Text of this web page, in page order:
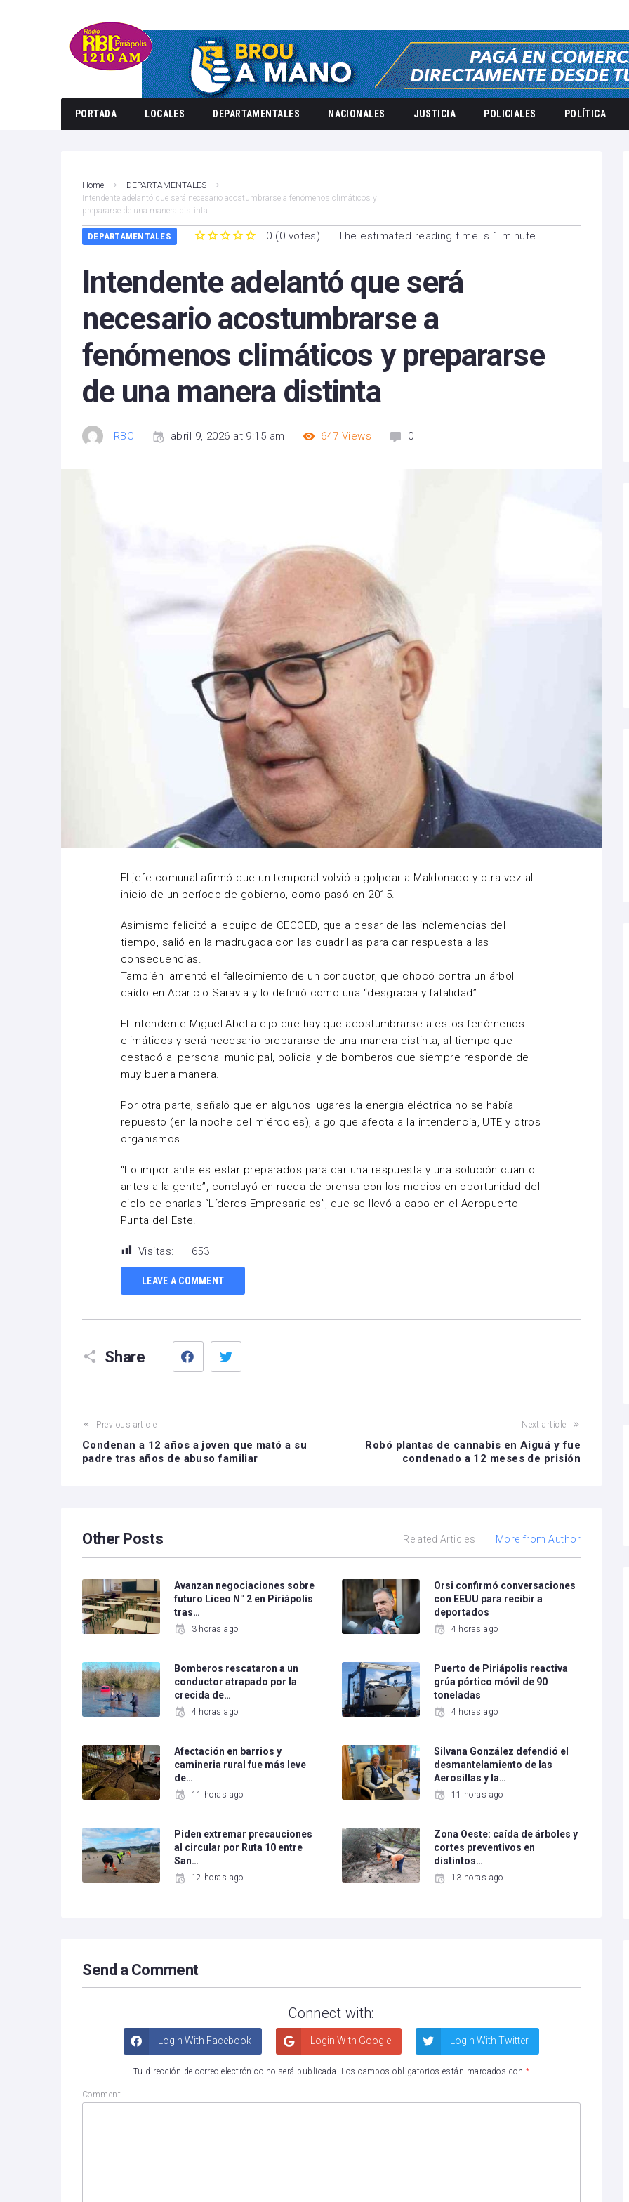
PORTADA LOCALES DEPARTAMENTALES NACIONALES JUSTICIA POLICIALES POLÍTICA
Home
DEPARTAMENTALES
Intendente adelantó que será necesario acostumbrarse a fenómenos climáticos y
prepararse de una manera distinta
DEPARTAMENTALES 0 (0 votes) The estimated reading time is 1 minute
Intendente adelantó que será
necesario acostumbrarse a
fenómenos climáticos y prepararse
de una manera distinta
RBC abril 9, 2026 at 9:15 am 647 Views 0
El jefe comunal afirmó que un temporal volvió a golpear a Maldonado y otra vez al
inicio de un período de gobierno, como pasó en 2015.
Asimismo felicitó al equipo de CECOED, que a pesar de las inclemencias del
tiempo, salió en la madrugada con las cuadrillas para dar respuesta a las
consecuencias.
También lamentó el fallecimiento de un conductor, que chocó contra un árbol
caído en Aparicio Saravia y lo definió como una “desgracia y fatalidad”.
El intendente Miguel Abella dijo que hay que acostumbrarse a estos fenómenos
climáticos y será necesario prepararse de una manera distinta, al tiempo que
destacó al personal municipal, policial y de bomberos que siempre responde de
muy buena manera.
Por otra parte, señaló que en algunos lugares la energía eléctrica no se había
repuesto (en la noche del miércoles), algo que afecta a la intendencia, UTE y otros
organismos.
“Lo importante es estar preparados para dar una respuesta y una solución cuanto
antes a la gente”, concluyó en rueda de prensa con los medios en oportunidad del
ciclo de charlas “Líderes Empresariales”, que se llevó a cabo en el Aeropuerto
Punta del Este.
Visitas: 653
LEAVE A COMMENT
Share
Facebook
Previous article
Condenan a 12 años a joven que mató a su
padre tras años de abuso familiar
Next article
Robó plantas de cannabis en Aiguá y fue
condenado a 12 meses de prisión
Other Posts Related Articles More from Author
Avanzan negociaciones sobre
futuro Liceo N° 2 en Piriápolis
tras…
3 horas ago
Orsi confirmó conversaciones
con EEUU para recibir a
deportados
4 horas ago
Bomberos rescataron a un
conductor atrapado por la
crecida de…
4 horas ago
Puerto de Piriápolis reactiva
grúa pórtico móvil de 90
toneladas
4 horas ago
Afectación en barrios y
camineria rural fue más leve
de…
11 horas ago
Silvana González defendió el
desmantelamiento de las
Aerosillas y la…
11 horas ago
Piden extremar precauciones
al circular por Ruta 10 entre
San…
12 horas ago
Zona Oeste: caída de árboles y
cortes preventivos en
distintos…
13 horas ago
Send a Comment
Connect with:
Login With Facebook Login With Google Login With Twitter
Tu dirección de correo electrónico no será publicada. Los campos obligatorios están marcados con *
Comment